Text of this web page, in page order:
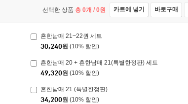
선택한 상품 총 0개 / 0원 카트에 넣기 바로구매
흔한남매 21~22권 세트
30,240원 (10% 할인)
흔한남매 20 + 흔한남매 21(특별한정판) 세트
49,320원 (10% 할인)
흔한남매 21 (특별한정판)
34,200원 (10% 할인)